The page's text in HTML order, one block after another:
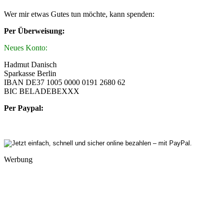
Wer mir etwas Gutes tun möchte, kann spenden:
Per Überweisung:
Neues Konto:
Hadmut Danisch
Sparkasse Berlin
IBAN DE37 1005 0000 0191 2680 62
BIC BELADEBEXXX
Per Paypal:
Werbung